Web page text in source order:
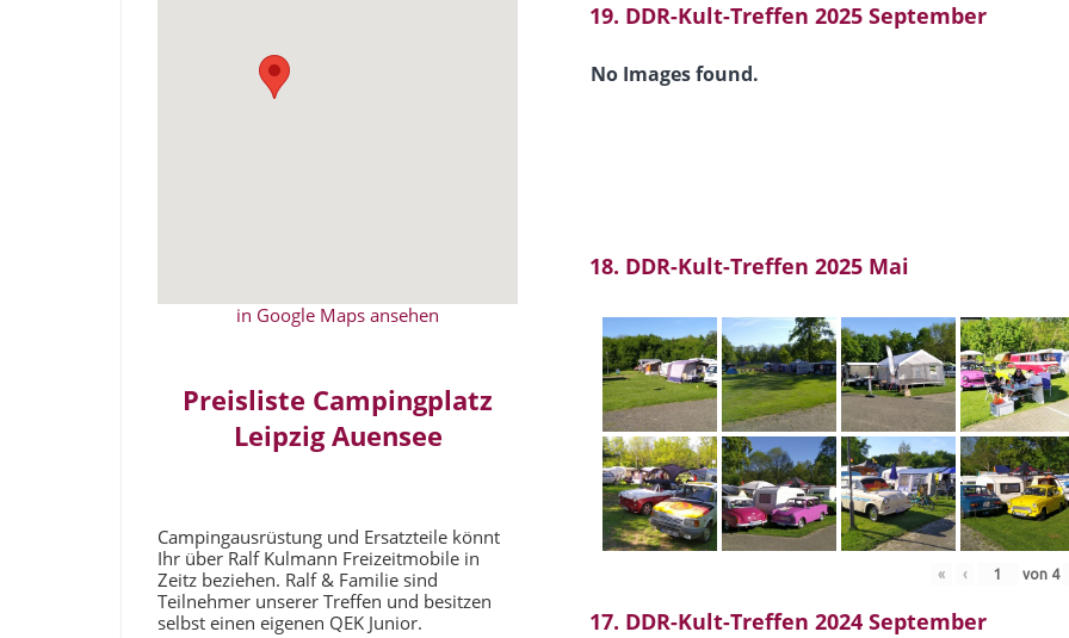
19. DDR-Kult-Treffen 2025 September
No Images found.
18. DDR-Kult-Treffen 2025 Mai
« ‹ von 4
17. DDR-Kult-Treffen 2024 September
in Google Maps ansehen
Preisliste Campingplatz
Leipzig Auensee
Campingausrüstung und Ersatzteile könnt
Ihr über Ralf Kulmann Freizeitmobile in
Zeitz beziehen. Ralf & Familie sind
Teilnehmer unserer Treffen und besitzen
selbst einen eigenen QEK Junior.